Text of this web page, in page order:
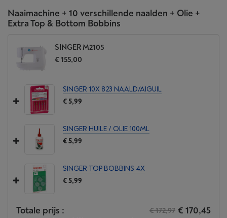
Naaimachine + 10 verschillende naalden + Olie +
Extra Top & Bottom Bobbins
SINGER M2105
€ 155,00
SINGER 10X 823 NAALD/AIGUIL
€ 5,99
SINGER HUILE / OLIE 100ML
€ 5,99
SINGER TOP BOBBINS 4X
€ 5,99
Totale prijs : € 172,97 € 170,45